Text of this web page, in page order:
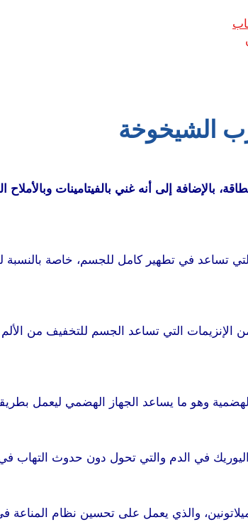
الشيخوخة
بالإضافة إلى أنه غني بالفيتامينات
التي تساعد في تطهير كامل للجسم، خاصة
الإنزيمات التي تساعد الجسم للتخفيف من
وهو ما يساعد الجهاز الهضمي ليعمل
في الدم والتي تحول دون حدوث التهاب
والذي يعمل على تحسين نظام